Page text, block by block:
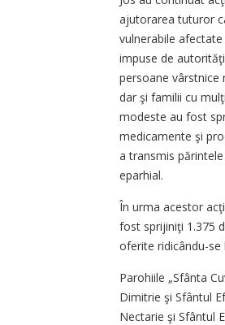
ajutorarea tuturor
vulnerabile
impuse de
persoane vârstnice
dar şi familii cu
modeste au fost
medicamente şi
a transmis
eparhial.
În urma acestor
fost sprijiniţi 1.375
oferite ridicându-se
Parohiile „Sfânta
Dimitrie şi Sfântul
Nectarie şi Sfântul